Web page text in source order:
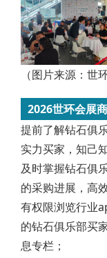
（图片来源：世
2026世环会展
买家钻石俱乐
提前了解钻石俱
实力买家，知己
及时掌握钻石俱
的采购进展，高
有权限浏览行业
的钻石俱乐部买
息专栏；